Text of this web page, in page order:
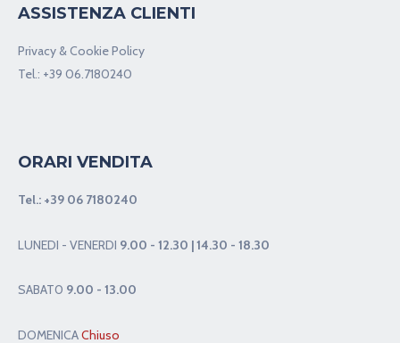
ASSISTENZA CLIENTI
Privacy & Cookie Policy
Tel.: +39 06.7180240
ORARI VENDITA
Tel.: +39 06 7180240
LUNEDI - VENERDI 9.00 - 12.30 | 14.30 - 18.30
SABAT0 9.00 - 13.00
DOMENICAChiuso